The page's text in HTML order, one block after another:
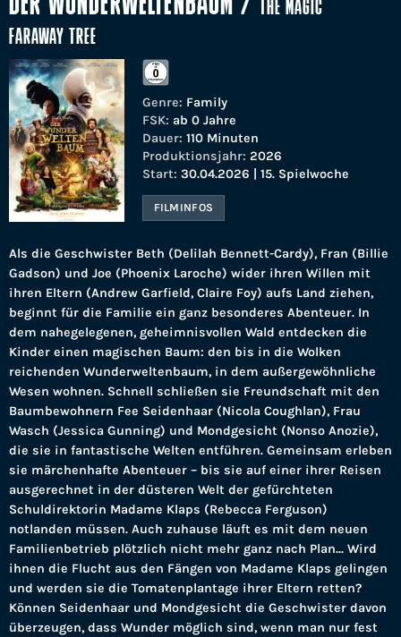
THE MAGIC
FARAWAY TREE
Genre: Family
FSK: ab 0 Jahre
Dauer: 110 Minuten
Produktionsjahr: 2026
Start: 30.04.2026 | 15. Spielwoche
FILMINFOS
Als die Geschwister Beth (Delilah Bennett-Cardy), Fran (Billie
Gadson) und Joe (Phoenix Laroche) wider ihren Willen mit
ihren Eltern (Andrew Garfield, Claire Foy) aufs Land ziehen,
beginnt für die Familie ein ganz besonderes Abenteuer. In
dem nahegelegenen, geheimnisvollen Wald entdecken die
Kinder einen magischen Baum: den bis in die Wolken
reichenden Wunderweltenbaum, in dem außergewöhnliche
Wesen wohnen. Schnell schließen sie Freundschaft mit den
Baumbewohnern Fee Seidenhaar (Nicola Coughlan), Frau
Wasch (Jessica Gunning) und Mondgesicht (Nonso Anozie),
die sie in fantastische Welten entführen. Gemeinsam erleben
sie märchenhafte Abenteuer – bis sie auf einer ihrer Reisen
ausgerechnet in der düsteren Welt der gefürchteten
Schuldirektorin Madame Klaps (Rebecca Ferguson)
notlanden müssen. Auch zuhause läuft es mit dem neuen
Familienbetrieb plötzlich nicht mehr ganz nach Plan... Wird
ihnen die Flucht aus den Fängen von Madame Klaps gelingen
und werden sie die Tomatenplantage ihrer Eltern retten?
Können Seidenhaar und Mondgesicht die Geschwister davon
überzeugen, dass Wunder möglich sind, wenn man nur fest